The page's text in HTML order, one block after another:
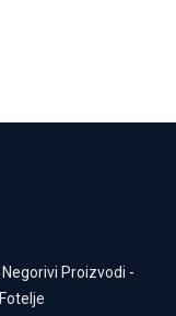
Negorivi Proizvodi -